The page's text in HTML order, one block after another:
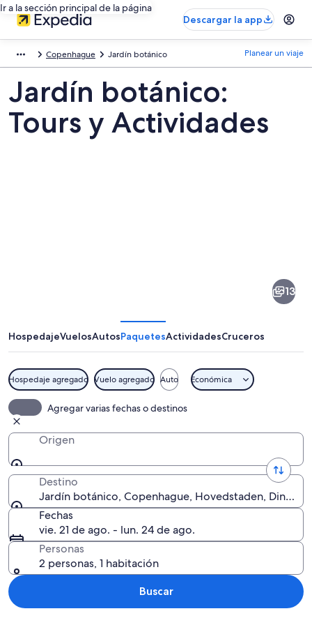
Ir a la sección principal de la página
Descargar la app
Copenhague Jardín botánico Planear un viaje
Jardín botánico:
Tours y Actividades
13
HospedajeVuelosAutosPaquetesActividadesCruceros
Hospedaje agregado Vuelo agregado Auto Económica
Agregar varias fechas o destinos
Origen
Destino
Jardín botánico, Copenhague, Hovedstaden,
Fechas
vie. 21 de ago. - lun. 24 de ago.
Personas
2 personas, 1 habitación
Buscar